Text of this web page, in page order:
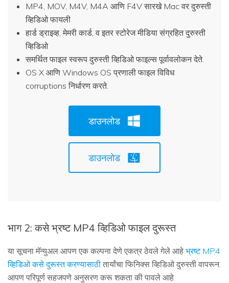
MP4, MOV, M4V, M4A आणि F4V सारखे Mac वर दुरुस्ती
व्हिडिओ फायली
हार्ड ड्राइव्ह, मेमरी कार्ड, व इतर स्टोरेज मीडिया संग्रहित दुरुस्ती
व्हिडिओ
समर्थित फाइल स्वरूप दुरुस्ती व्हिडिओ फाइल्स पूर्वावलोकन देते.
OS X आणि Windows OS प्रणाली फाइल विविध
corruptions निर्धारण करते.
डाउनलोड
डाउनलोड
भाग 2: कसे भ्रष्ट MP4 व्हिडिओ फाइल दुरूस्त
या सूचना मॅन्युअल आपण एक कल्पना देणे एकत्र ठेवले गेले आहे भ्रष्ट MP4
व्हिडिओ कसे दुरूस्त करण्यासाठी तार्यांचा फिनिक्स व्हिडिओ दुरुस्ती वापरून.
आपण परिपूर्ण सहजपणे अनुसरण करू शकता की पावले आहे.